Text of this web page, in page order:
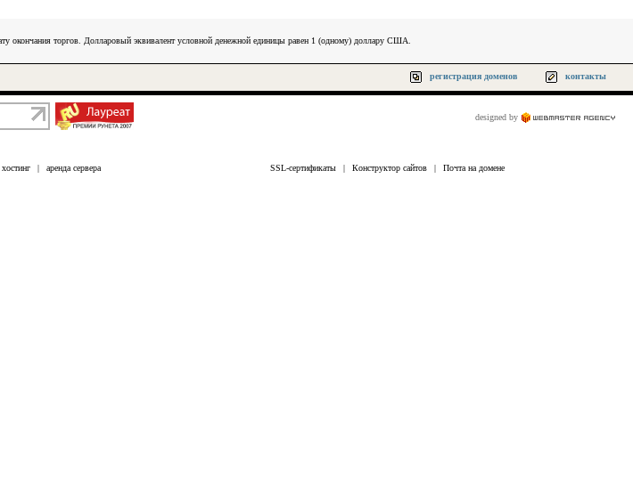
окончания торгов. Долларовый эквивалент условной денежной единицы равен 1 (одному) доллару США.
регистрация доменов контакты
designed by
| аренда сервера SSL-сертификаты | Конструктор сайтов | Почта на домене